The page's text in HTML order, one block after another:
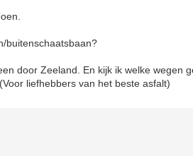
buitenschaatsbaan?
door Zeeland. En kijk ik welke wegen
liefhebbers van het beste asfalt)